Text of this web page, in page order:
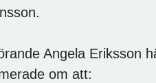
Angela Eriksson
om att: